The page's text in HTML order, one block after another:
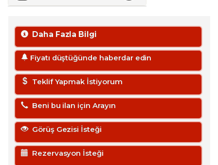
Daha Fazla Bilgi
Fiyatı düştüğünde haberdar edin
Teklif Yapmak İstiyorum
Beni bu ilan için Arayın
Görüş Gezisi İsteği
Rezervasyon İsteği